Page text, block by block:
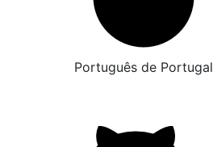
Português de Portugal